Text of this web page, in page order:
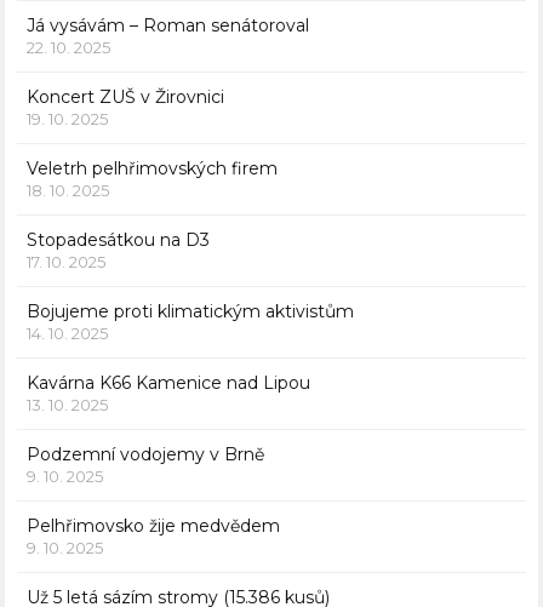
Já vysávám – Roman senátoroval
22. 10. 2025
Koncert ZUŠ v Žirovnici
19. 10. 2025
Veletrh pelhřimovských firem
18. 10. 2025
Stopadesátkou na D3
17. 10. 2025
Bojujeme proti klimatickým aktivistům
14. 10. 2025
Kavárna K66 Kamenice nad Lipou
13. 10. 2025
Podzemní vodojemy v Brně
9. 10. 2025
Pelhřimovsko žije medvědem
9. 10. 2025
Už 5 letá sázím stromy (15.386 kusů)